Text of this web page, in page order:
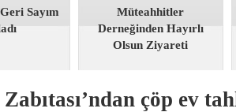
Sayım
Müteahhitler
Derneğinden Hayırlı
Olsun Ziyareti
çöp ev